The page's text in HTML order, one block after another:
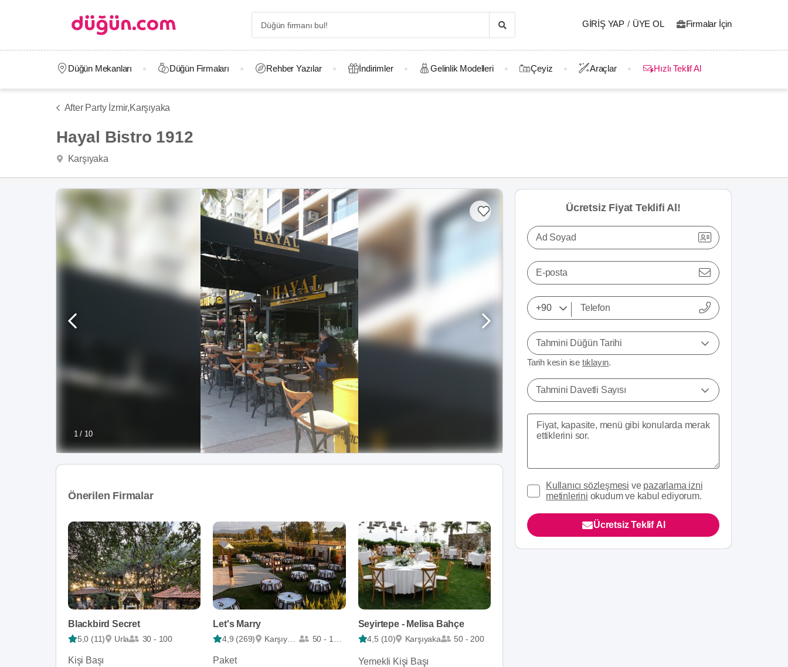
GIRIŞ YAP / ÜYE OL Firmalar İçin
Düğün Mekanları Düğün Firmaları Rehber Yazılar İndirimler Gelinlik Modelleri Çeyiz Araçlar Hızlı Teklif Al
After Party İzmir,Karşıyaka
Hayal Bistro 1912
Karşıyaka
1 / 10
Önerilen Firmalar
Blackbird Secret
5,0 (11) Urla 30 - 100
Kişi Başı
Let's Marry
4,9 (269) Karşıyaka 50 - 1200
Paket
Seyirtepe - Melisa Bahçe
4,5 (10) Karşıyaka 50 - 200
Yemekli Kişi Başı
Ücretsiz Fiyat Teklifi Al!
Ad Soyad
E-posta
Tahmini Düğün Tarihi
Tarih kesin ise tıklayın.
Tahmini Davetli Sayısı
Kullanıcı sözleşmesi ve pazarlama izni
metinlerini okudum ve kabul ediyorum.
Ücretsiz Teklif Al